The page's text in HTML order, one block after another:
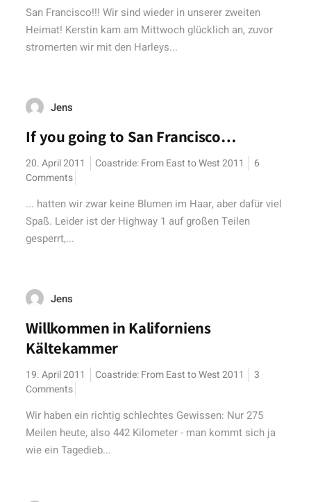
San Francisco!!! Wir sind wieder in unserer zweiten
Heimat! Kerstin kam am Mittwoch glücklich an, zuvor
stromerten wir mit den Harleys...
Jens
If you going to San Francisco…
20. April 2011 Coastride: From East to West 2011
6
Comments
... hatten wir zwar keine Blumen im Haar, aber dafür viel
Spaß. Leider ist der Highway 1 auf großen Teilen
gesperrt,...
Jens
Willkommen in Kaliforniens
Kältekammer
19. April 2011 Coastride: From East to West 2011
3
Comments
Wir haben ein richtig schlechtes Gewissen: Nur 275
Meilen heute, also 442 Kilometer - man kommt sich ja
wie ein Tagedieb...